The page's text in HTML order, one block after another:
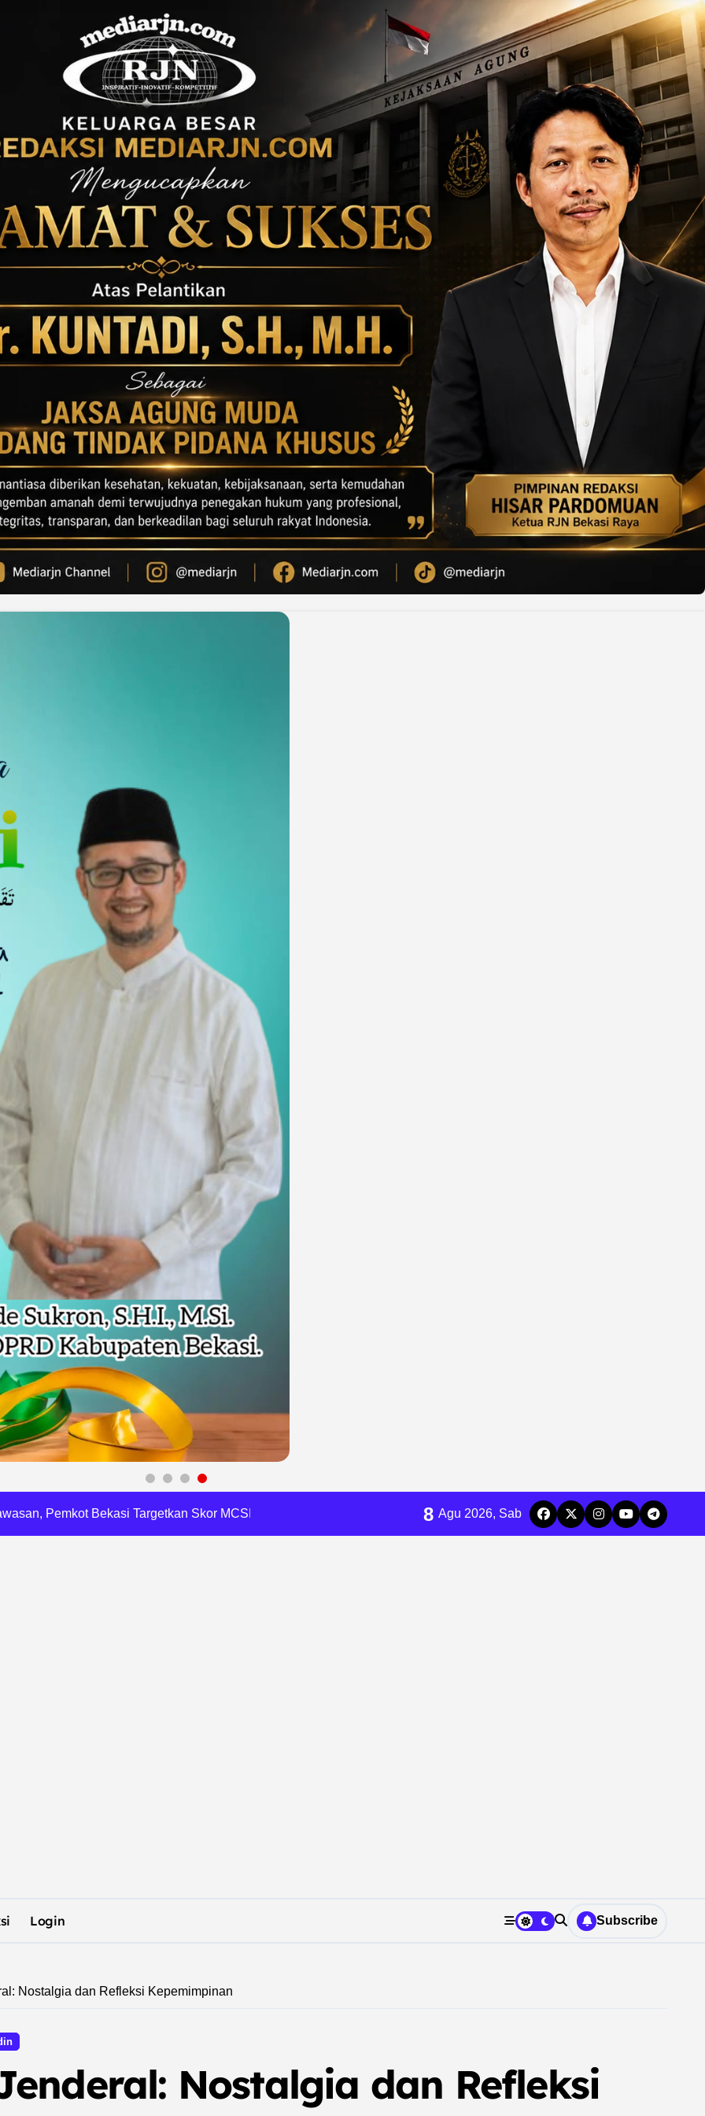
Kali Cileungsi, Kualitas Air Lampaui Baku Mutu
Matematika Internasional di Malaysia
Tata Kelola Minyak ke Penuntut Umum
Undangan HUT RI dari Presiden Prabowo
Pilkades Jejalen Jaya, Serukan Pemilu Damai
Tirta Patriot Minta Maaf atas Penurunan Kualitas Air
Pemkot Bekasi Targetkan Skor MCSP KPK Naik
Harli Siregar Perkuat SDM Penegak Hukum 8 Agu 2026, Sab
Login Subscribe
Nostalgia dan Refleksi Kepemimpinan
Nostalgia dan Refleksi